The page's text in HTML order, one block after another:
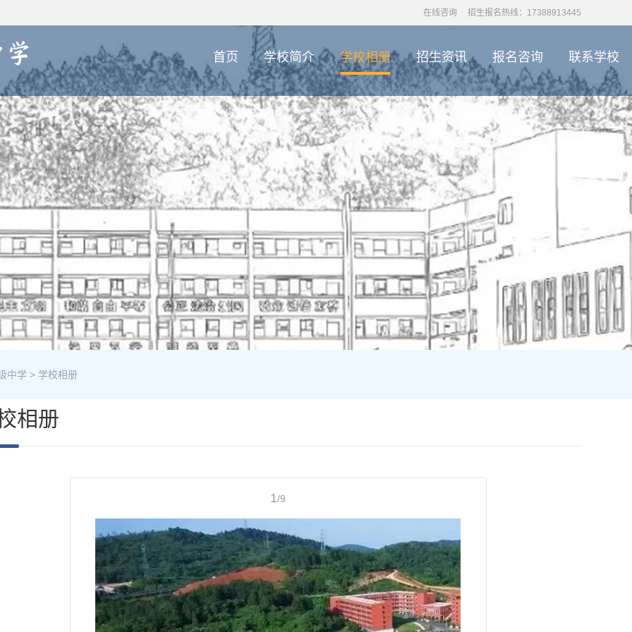
在线咨询 招生报名热线：17388913445
首页 学校简介 学校相册 招生资讯 报名咨询 联系学校
中学 > 学校相册
相册
1/9